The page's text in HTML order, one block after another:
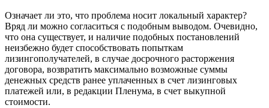
Означает ли это, что проблема носит локальный характер?
Вряд ли можно согласиться с подобным выводом. Очевидно,
что она существует, и наличие подобных постановлений
неизбежно будет способствовать попыткам
лизингополучателей, в случае досрочного расторжения
договора, возвратить максимально возможные суммы
денежных средств ранее уплаченных в счет лизинговых
платежей или, в редакции Пленума, в счет выкупной
стоимости.